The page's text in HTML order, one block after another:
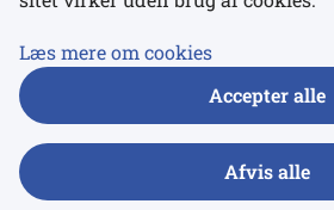
Læs mere om cookies
Accepter alle
Afvis alle